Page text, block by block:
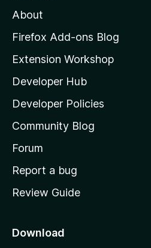
o
z
l
l
a
s
h
o
e
a
About
Firefox Add-ons Blog
Extension Workshop
Developer Hub
Developer Policies
Community Blog
Forum
Report a bug
Review Guide
Download